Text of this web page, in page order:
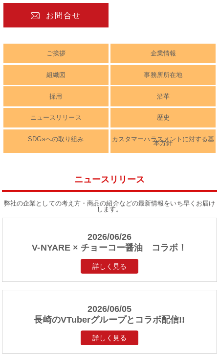
お問合せ
ご挨拶 企業情報
組織図 事務所所在地
採用 沿革
ニュースリリース 歴史
SDGsへの取り組み カスタマーハラスメントに対する基
本方針
ニュースリリース
弊社の企業としての考え方・商品の紹介などの最新情報をいち早くお届け
します。
2026/06/26
V-NYARE × チョーコー醤油 コラボ！
詳しく見る
2026/06/05
長崎のVTuberグループとコラボ配信!!
詳しく見る